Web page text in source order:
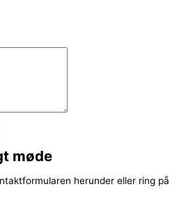
møde
herunder eller ring på